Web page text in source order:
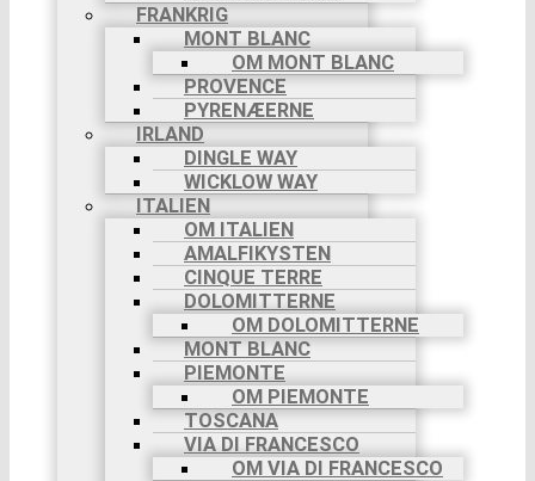
FRANKRIG
MONT BLANC
OM MONT BLANC
PROVENCE
PYRENÆERNE
IRLAND
DINGLE WAY
WICKLOW WAY
ITALIEN
OM ITALIEN
AMALFIKYSTEN
CINQUE TERRE
DOLOMITTERNE
OM DOLOMITTERNE
MONT BLANC
PIEMONTE
OM PIEMONTE
TOSCANA
VIA DI FRANCESCO
OM VIA DI FRANCESCO